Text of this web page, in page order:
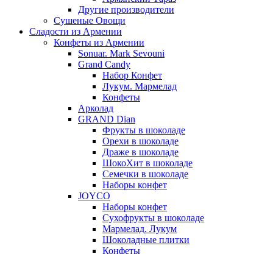
Другие производители
Сушеные Овощи
Сладости из Армении
Конфеты из Армении
Sonuar. Mark Sevouni
Grand Candy
Набор Конфет
Лукум. Мармелад
Конфеты
Арколад
GRAND Dian
Фрукты в шоколаде
Орехи в шоколаде
Драже в шоколаде
ШокоХит в шоколаде
Семечки в шоколаде
Наборы конфет
JOYCO
Наборы конфет
Сухофрукты в шоколаде
Мармелад. Лукум
Шоколадные плитки
Конфеты